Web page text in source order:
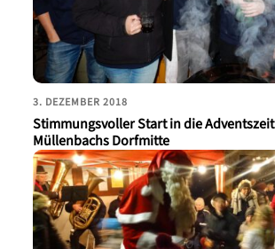
3. DEZEMBER 2018
Stimmungsvoller Start in die
Müllenbachs Dorfmitte